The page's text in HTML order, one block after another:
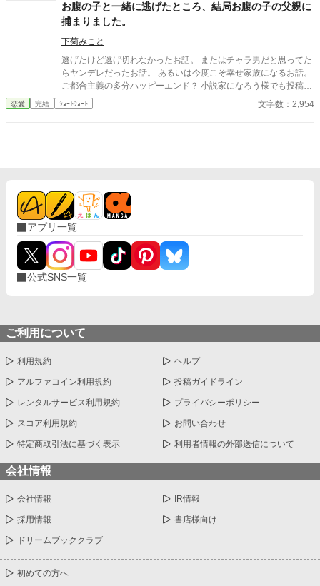
その遠吠えの直後に、王様が現れる。 ねえ、グレイル様。あの遠
吠えは、いったい、何を、あなたに報せているの。 ※二人にとっ
ては、最初から最後までハッピーエンドです。 ※ほの暗いホラー
風味（人間の狂気・執着）がありますが、ヒロインは絶対に傷つ
かず、溺愛されて幸せなままの物語です。幽霊やお化けは出ませ
ん。
お腹の子と一緒に逃げたところ、結局お腹の子の父親に
捕まりました。
下菊みこと
逃げたけど逃げ切れなかったお話。 またはチャラ男だと思ってた
らヤンデレだったお話。 あるいは今度こそ幸せ家族になるお話。
ご都合主義の多分ハッピーエンド？ 小説家になろう様でも投稿し
ています。
恋愛 完結 ｼｮｰﾄｼｮｰﾄ 文字数：2,954
アプリ一覧
公式SNS一覧
ご利用について
利用規約 ヘルプ
アルファコイン利用規約 投稿ガイドライン
レンタルサービス利用規約 プライバシーポリシー
スコア利用規約 お問い合わせ
特定商取引法に基づく表示 利用者情報の外部送信について
会社情報
会社情報 IR情報
採用情報 書店様向け
ドリームブッククラブ
初めての方へ